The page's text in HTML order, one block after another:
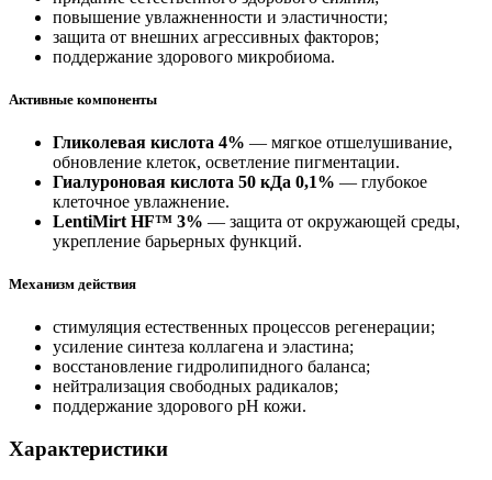
повышение увлажненности и эластичности;
защита от внешних агрессивных факторов;
поддержание здорового микробиома.
Активные компоненты
Гликолевая кислота 4% — мягкое отшелушивание,
обновление клеток, осветление пигментации.
Гиалуроновая кислота 50 кДа 0,1% — глубокое
клеточное увлажнение.
LentiMirt HF™ 3% — защита от окружающей среды,
укрепление барьерных функций.
Механизм действия
стимуляция естественных процессов регенерации;
усиление синтеза коллагена и эластина;
восстановление гидролипидного баланса;
нейтрализация свободных радикалов;
поддержание здорового pH кожи.
Характеристики